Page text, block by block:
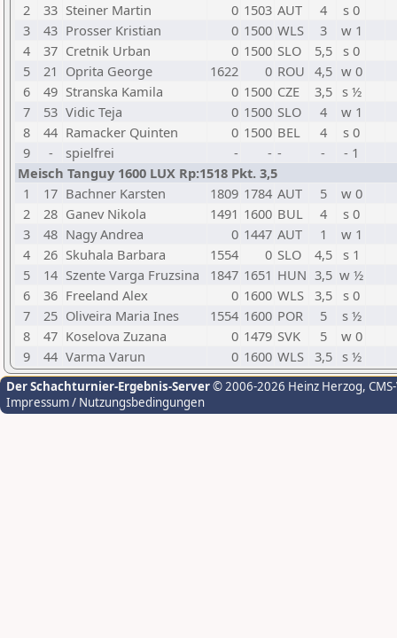
2
33 Steiner Martin 0 1503 AUT 4
s 0
3
43 Prosser Kristian 0 1500 WLS 3
w 1
4
37 Cretnik Urban 0 1500 SLO 5,5
s 0
5
21 Oprita George 1622 0 ROU 4,5 w 0
6
49 Stranska Kamila 0 1500 CZE 3,5 s ½
7
53 Vidic Teja 0 1500 SLO 4
w 1
8
44 Ramacker Quinten 0 1500 BEL 4
s 0
9
- spielfrei - - - -
- 1
Meisch Tanguy 1600 LUX Rp:1518 Pkt. 3,5
1
17 Bachner Karsten 1809 1784 AUT 5
w 0
2
28 Ganev Nikola 1491 1600 BUL 4
s 0
3
48 Nagy Andrea 0 1447 AUT 1
w 1
4
26 Skuhala Barbara 1554 0 SLO 4,5
s 1
5
14 Szente Varga Fruzsina 1847 1651 HUN 3,5 w ½
6
36 Freeland Alex 0 1600 WLS 3,5
s 0
7
25 Oliveira Maria Ines 1554 1600 POR 5
s ½
8
47 Koselova Zuzana 0 1479 SVK 5
w 0
9
44 Varma Varun 0 1600 WLS 3,5 s ½
Der Schachturnier-Ergebnis-Server© 2006-2026 Heinz Herzog,
Impressum / Nutzungsbedingungen